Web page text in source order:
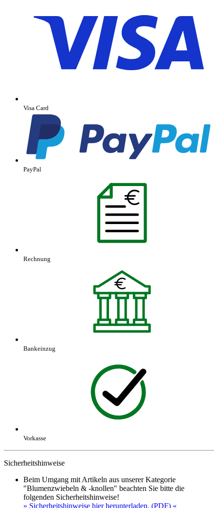
Visa Card
PayPal
Rechnung
Bankeinzug
Vorkasse
Sicherheitshinweise
Beim Umgang mit Artikeln aus unserer Kategorie
"Blumenzwiebeln & -knollen" beachten Sie bitte die
folgenden Sicherheitshinweise!
» Sicherheitshinweise hier herunterladen. (PDF) «